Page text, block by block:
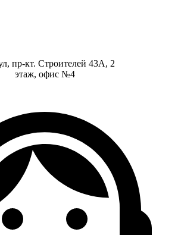
пр-кт. Строителей 43А, 2
этаж, офис №4